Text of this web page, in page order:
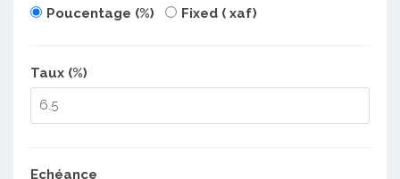
Poucentage (%) Fixed ( xaf)
Taux (%)
Echéance